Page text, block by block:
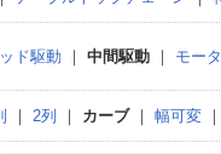
ド駆動 ｜ 中間駆動｜ モー
｜ 2列 ｜ カーブ｜ 幅可変｜